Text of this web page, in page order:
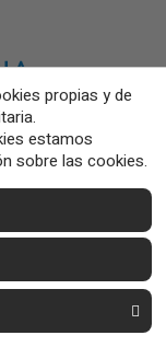
propias y de
estamos
sobre las cookies.